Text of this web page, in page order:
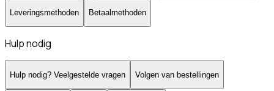
Leveringsmethoden Betaalmethoden
Hulp nodig
Hulp nodig? Veelgestelde vragen Volgen van bestellingen